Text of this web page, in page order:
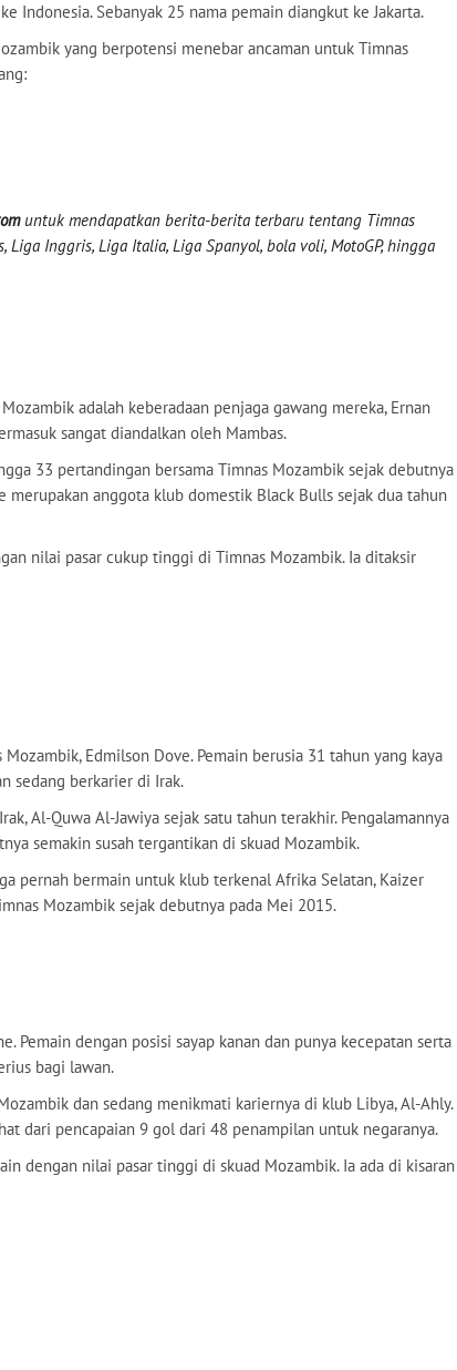
Indonesia. Sebanyak 25 nama pemain diangkut ke Jakarta.
yang berpotensi menebar ancaman untuk Timnas
untuk mendapatkan berita-berita terbaru tentang Timnas
Liga Inggris, Liga Italia, Liga Spanyol, bola voli, MotoGP, hingga
adalah keberadaan penjaga gawang mereka, Ernan
sangat diandalkan oleh Mambas.
33 pertandingan bersama Timnas Mozambik sejak debutnya
merupakan anggota klub domestik Black Bulls sejak dua tahun
nilai pasar cukup tinggi di Timnas Mozambik. Ia ditaksir
Edmilson Dove. Pemain berusia 31 tahun yang kaya
sedang berkarier di Irak.
Al-Quwa Al-Jawiya sejak satu tahun terakhir. Pengalamannya
semakin susah tergantikan di skuad Mozambik.
pernah bermain untuk klub terkenal Afrika Selatan, Kaizer
Mozambik sejak debutnya pada Mei 2015.
Pemain dengan posisi sayap kanan dan punya kecepatan serta
bagi lawan.
dan sedang menikmati kariernya di klub Libya, Al-Ahly.
dari pencapaian 9 gol dari 48 penampilan untuk negaranya.
dengan nilai pasar tinggi di skuad Mozambik. Ia ada di kisaran